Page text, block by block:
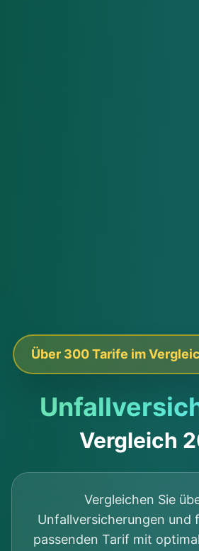
Über 300 Tarife im
Vergleich
Vergleichen Sie
Unfallversicherungen und
passenden Tarif mit